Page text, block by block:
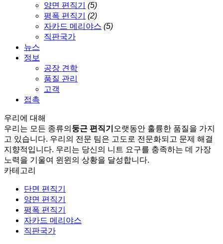
양면 편직기
(5)
평폭 편직기
(2)
자카드 메리야스 (5)
직판국가
뉴스
정보
공장 견학
품질 관리
고객
접촉
우리에 대해
우리는 모든 종류의 둥근 편직기 오랫동안 훌륭한 품질을 가지
고 있습니다. 우리의 전문 팀은 고도로 전문화되고 문제 해결
지향적입니다. 우리는 당신의 니트 요구를 충족하는 데 가장
노력을 기울여 윈윈의 상황을 달성합니다.
카테고리
단면 편직기
양면 편직기
평폭 편직기
자카드 메리야스
직판국가